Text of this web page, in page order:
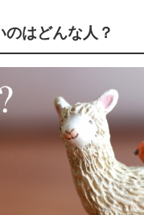
のはどんな人？